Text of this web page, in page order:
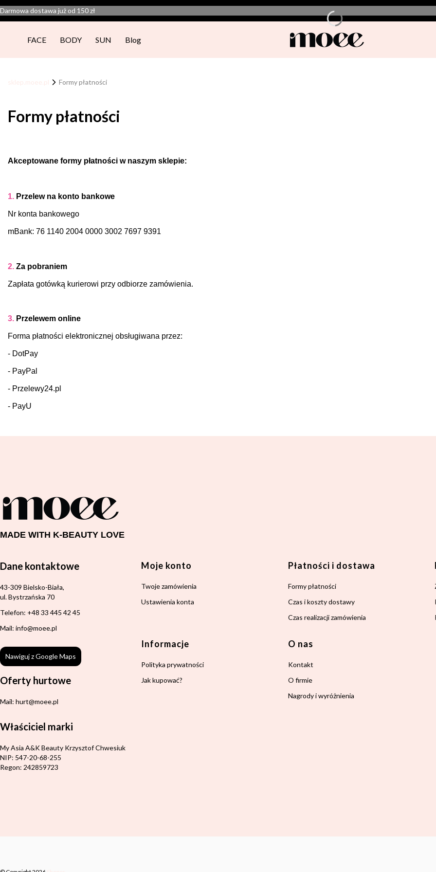
Darmowa dostawa już od 150 zł
FACE BODY SUN Blog
sklep.moee.pl Formy płatności
Formy płatności
Akceptowane formy płatności w naszym sklepie:
1. Przelew na konto bankowe
Nr konta bankowego
mBank: 76 1140 2004 0000 3002 7697 9391
2. Za pobraniem
Zapłata gotówką kurierowi przy odbiorze zamówienia.
3. Przelewem online
Forma płatności elektronicznej obsługiwana przez:
- DotPay
- PayPal
- Przelewy24.pl
- PayU
MADE WITH K-BEAUTY LOVE
Dane kontaktowe
Adres:
43-309 Bielsko-Biała,
ul. Bystrzańska 70
Telefon: +48 33 445 42 45
Mail: info@moee.pl
Nawiguj z Google Maps
Oferty hurtowe
Mail: hurt@moee.pl
Właściciel marki
Adres:
My Asia A&K Beauty Krzysztof Chwesiuk
NIP: 547-20-68-255
Regon: 242859723
Linki w stopce
Moje konto
Twoje zamówienia
Ustawienia konta
Płatności i dostawa
Formy płatności
Czas i koszty dostawy
Czas realizacji zamówienia
Informacje
Polityka prywatności
Jak kupować?
O nas
Kontakt
O firmie
Nagrody i wyróżnienia